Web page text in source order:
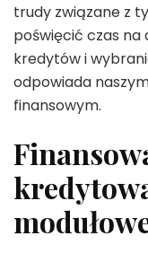
trudy związane z
poświęcić czas na
kredytów i
odpowiada
finansowym.